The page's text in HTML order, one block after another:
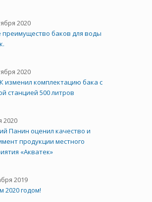
2020
преимущество баков для воды
2020
изменил комплектацию бака с
станцией 500 литров
2020
Панин оценил качество и
продукции местного
«Акватек»
2019
2020 годом!